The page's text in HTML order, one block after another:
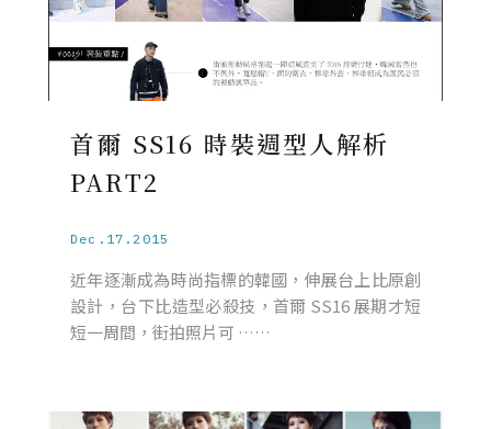
首爾 SS16 時裝週型人解析
PART2
Dec.17.2015
近年逐漸成為時尚指標的韓國，伸展台上比原創
設計，台下比造型必殺技，首爾 SS16 展期才短
短一周間，街拍照片可 ……